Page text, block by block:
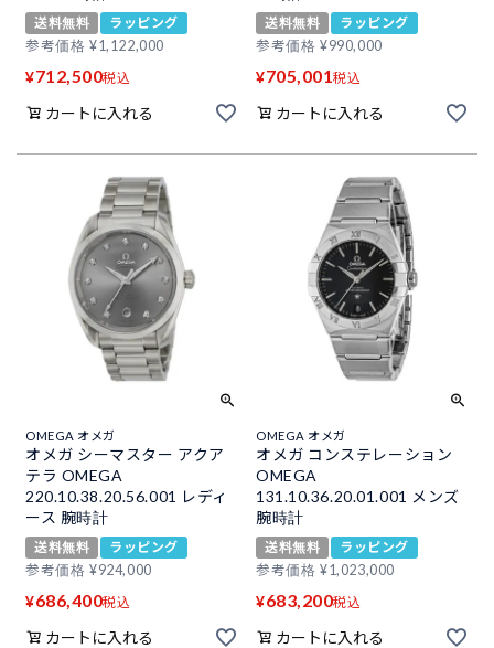
送料無料
ラッピング
参考価格 ¥1,122,000
¥712,500税込
カートに入れる
送料無料
ラッピング
参考価格 ¥990,000
¥705,001税込
カートに入れる
OMEGA オメガ
オメガ シーマスター アクア
テラ OMEGA
220.10.38.20.56.001 レディ
ース 腕時計
送料無料
ラッピング
参考価格 ¥924,000
¥686,400税込
カートに入れる
OMEGA オメガ
オメガ コンステレーション
OMEGA
131.10.36.20.01.001 メンズ
腕時計
送料無料
ラッピング
参考価格 ¥1,023,000
¥683,200税込
カートに入れる